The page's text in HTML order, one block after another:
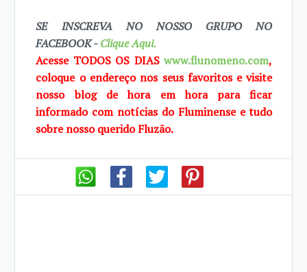
SE INSCREVA NO NOSSO GRUPO NO
FACEBOOK -Clique Aqui.
Acesse TODOS OS DIASwww.flunomeno.com,
coloque o endereço nos seus favoritos e visite
nosso blog de hora em hora para ficar
informado com notícias do Fluminense e tudo
sobre nosso querido Fluzão.